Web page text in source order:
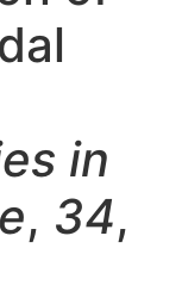
in
, 34,